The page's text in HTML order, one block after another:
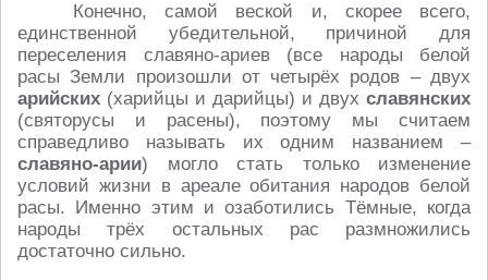
Конечно, самой веской и, скорее всего,
единственной убедительной, причиной для
переселения славяно-ариев (все народы белой
расы Земли произошли от четырёх родов – двух
арийских (харийцы и дарийцы) и двух славянских
(святорусы и расены), поэтому мы считаем
справедливо называть их одним названием –
славяно-арии) могло стать только изменение
условий жизни в ареале обитания народов белой
расы. Именно этим и озаботились Тёмные, когда
народы трёх остальных рас размножились
достаточно сильно.